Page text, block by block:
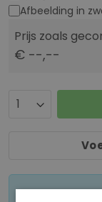
Afbeelding in
Prijs zoals
€ --,--